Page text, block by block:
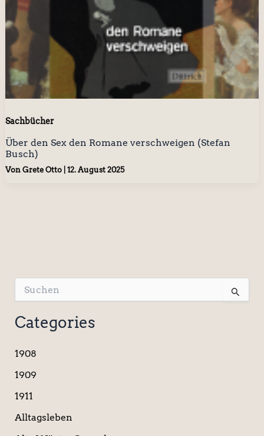
Sachbücher
Über den Sex den Romane verschweigen (Stefan
Busch)
Von Grete Otto 12. August 2025
u
c
h
n
a
h
Categories
1908
1909
1911
Alltagsleben